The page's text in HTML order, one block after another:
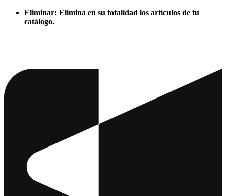
Eliminar: Elimina en su totalidad los artículos de tu
catálogo.